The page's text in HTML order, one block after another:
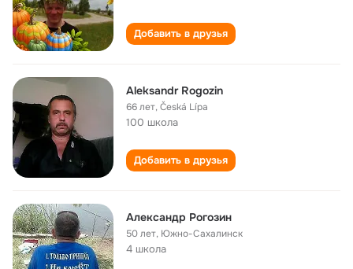
Добавить в друзья
Aleksandr Rogozin
66 лет,Česká Lípa
100 школа
Добавить в друзья
Александр Рогозин
50 лет, Южно-Сахалинск
4 школа